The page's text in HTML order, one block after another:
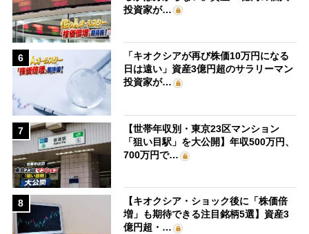
投資家が…
6
「キオクシアが再び株価10万円になる
日は遠い」資産3億円超のサラリーマン
投資家が…
7
【世帯年収別・東京23区マンション
「狙い目駅」を大公開】年収500万円、
700万円で…
8
【キオクシア・ショック後に「株価倍
増」も期待できる注目銘柄5選】資産3
億円超・…